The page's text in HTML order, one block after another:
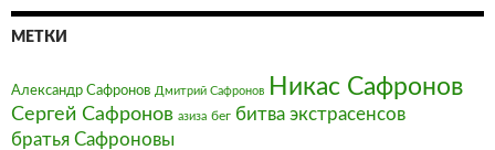
МЕТКИ
Александр Сафронов Дмитрий Сафронов Никас Сафронов
Сергей Сафронов азиза бег битва экстрасенсов
братья Сафроновы